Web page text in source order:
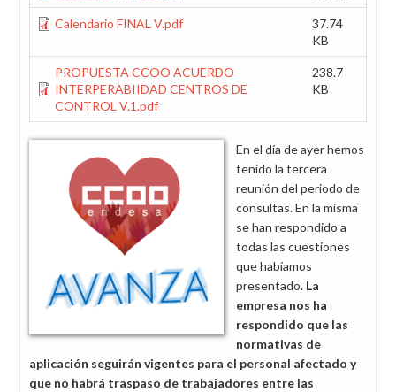
Calendario FINAL V.pdf
37.74
KB
PROPUESTA CCOO ACUERDO
INTERPERABIIDAD CENTROS DE
CONTROL V.1.pdf
238.7
KB
En el día de ayer hemos
tenido la tercera
reunión del periodo de
consultas. En la misma
se han respondido a
todas las cuestiones
que habíamos
presentado. La
empresa nos ha
respondido que las
normativas de
aplicación seguirán vigentes para el personal afectado y
que no habrá traspaso de trabajadores entre las